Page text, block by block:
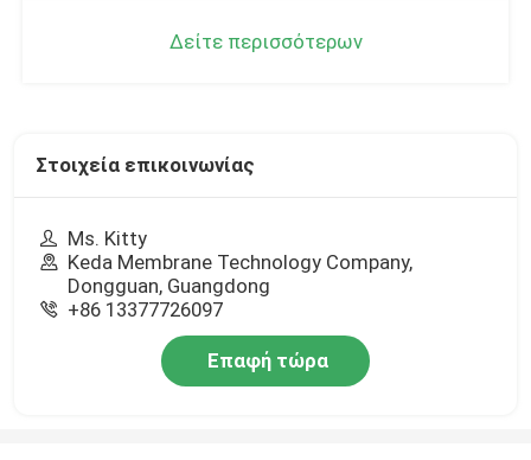
Δείτε περισσότερων
Στοιχεία επικοινωνίας
Ms. Kitty
Keda Membrane Technology Company,
Dongguan, Guangdong
+86 13377726097
Επαφή τώρα